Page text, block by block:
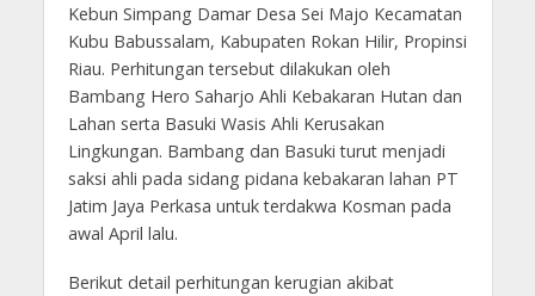
Kebun Simpang Damar Desa Sei Majo Kecamatan
Kubu Babussalam, Kabupaten Rokan Hilir, Propinsi
Riau. Perhitungan tersebut dilakukan oleh
Bambang Hero Saharjo Ahli Kebakaran Hutan dan
Lahan serta Basuki Wasis Ahli Kerusakan
Lingkungan. Bambang dan Basuki turut menjadi
saksi ahli pada sidang pidana kebakaran lahan PT
Jatim Jaya Perkasa untuk terdakwa Kosman pada
awal April lalu.
Berikut detail perhitungan kerugian akibat